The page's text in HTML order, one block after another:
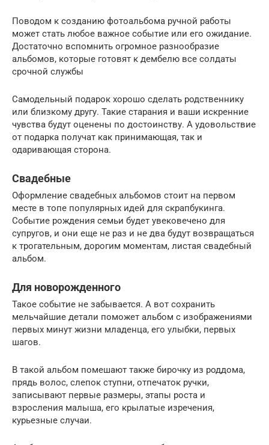
Поводом к созданию фотоальбома ручной работы
может стать любое важное событие или его ожидание.
Достаточно вспомнить огромное разнообразие
альбомов, которые готовят к дембелю все солдаты
срочной службы
Самодельный подарок хорошо сделать родственнику
или близкому другу. Такие старания и ваши искренние
чувства будут оценены по достоинству. А удовольствие
от подарка получат как принимающая, так и
одаривающая сторона.
Свадебные
Оформление свадебных альбомов стоит на первом
месте в топе популярных идей для скрапбукинга.
Событие рождения семьи будет увековечено для
супругов, и они еще не раз и не два будут возвращаться
к трогательным, дорогим моментам, листая свадебный
альбом.
Для новорожденного
Такое событие не забывается. А вот сохранить
мельчайшие детали поможет альбом с изображениями
первых минут жизни младенца, его улыбки, первых
шагов.
В такой альбом помешают также бирочку из роддома,
прядь волос, слепок ступни, отпечаток ручки,
записывают первые размеры, этапы роста и
взросления малыша, его крылатые изречения,
курьезные случаи.